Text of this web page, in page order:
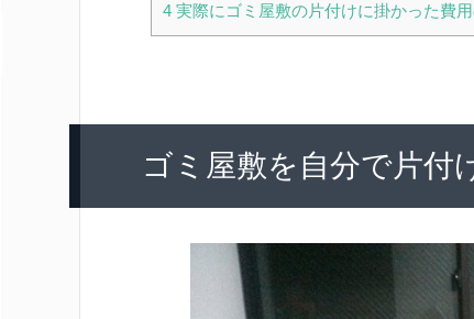
4 実際にゴミ屋敷の片付けに掛かった費
ゴミ屋敷を自分で片付